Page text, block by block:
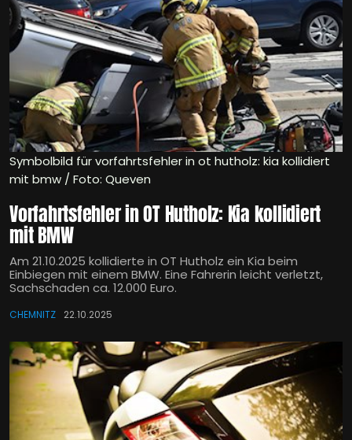
Symbolbild für vorfahrtsfehler in ot hutholz: kia kollidiert
mit bmw / Foto: Queven
Vorfahrtsfehler in OT Hutholz: Kia kollidiert
mit BMW
Am 21.10.2025 kollidierte in OT Hutholz ein Kia beim
Einbiegen mit einem BMW. Eine Fahrerin leicht verletzt,
Sachschaden ca. 12.000 Euro.
CHEMNITZ 22.10.2025